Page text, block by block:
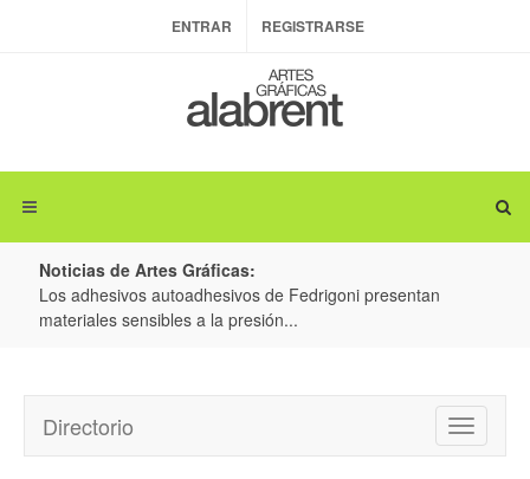
ENTRAR REGISTRARSE
Noticias de Artes Gráficas:
Los adhesivos autoadhesivos de Fedrigoni presentan
materiales sensibles a la presión...
Toggle
Directorio